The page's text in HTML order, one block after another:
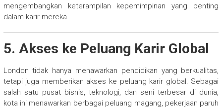
mengembangkan keterampilan kepemimpinan yang penting
dalam karir mereka.
5. Akses ke Peluang Karir Global
London tidak hanya menawarkan pendidikan yang berkualitas,
tetapi juga memberikan akses ke peluang karir global. Sebagai
salah satu pusat bisnis, teknologi, dan seni terbesar di dunia,
kota ini menawarkan berbagai peluang magang, pekerjaan paruh